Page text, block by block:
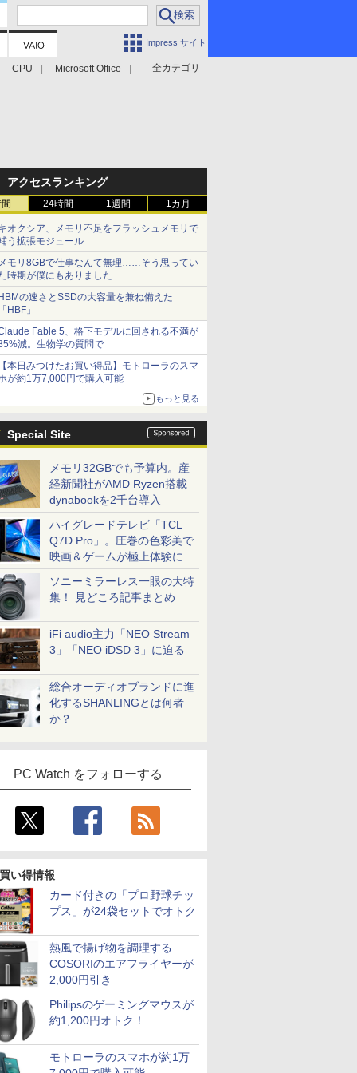
Impress サイト
全カテゴリ
CPU Microsoft Office
アクセスランキング
24時間 1週間 1カ月
オクシア、メモリ不足をフラッシュメモリで
う拡張モジュール
モリ8GBで仕事なんて無理……そう思ってい
時期が僕にもありました
の速さとSSDの大容量を兼ね備えた
HBF」
Fable 5、格下モデルに回される不満が
減。生物学の質問で
本日みつけたお買い得品】モトローラのスマ
が約1万7,000円で購入可能
もっと見る
Special Site
メモリ32GBでも予算内。産
経新聞社がAMD Ryzen搭載
dynabookを2千台導入
ハイグレードテレビ「TCL
Q7D Pro」。圧巻の色彩美で
映画＆ゲームが極上体験に
ソニーミラーレス一眼の大特
集！ 見どころ記事まとめ
iFi audio主力「NEO Stream
3」「NEO iDSD 3」に迫る
総合オーディオブランドに進
化するSHANLINGとは何者
か？
PC Watch をフォローする
い得情報
カード付きの「プロ野球チッ
プス」が24袋セットでオトク
熱風で揚げ物を調理する
COSORIのエアフライヤーが
2,000円引き
Philipsのゲーミングマウスが
約1,200円オトク！
モトローラのスマホが約1万